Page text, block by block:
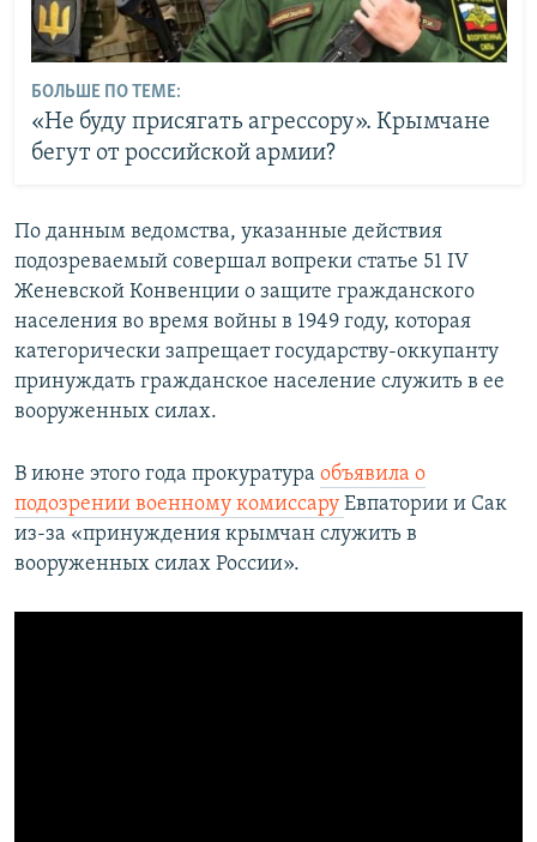
БОЛЬШЕ ПО ТЕМЕ:
«Не буду присягать агрессору». Крымчане
бегут от российской армии?
По данным ведомства, указанные действия
подозреваемый совершал вопреки статье 51 IV
Женевской Конвенции о защите гражданского
населения во время войны в 1949 году, которая
категорически запрещает государству-оккупанту
принуждать гражданское население служить в ее
вооруженных силах.
В июне этого года прокуратура объявила о
подозрении военному комиссару Евпатории и Сак
из-за «принуждения крымчан служить в
вооруженных силах России».